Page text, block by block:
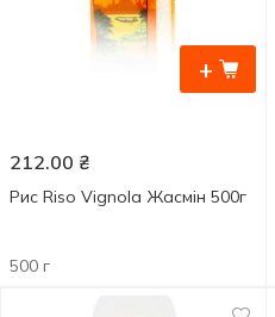
+
212.00 ₴
Рис Riso Vignola Жасмін 500г
500 г